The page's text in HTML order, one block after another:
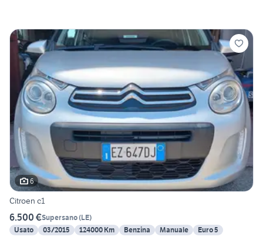
6
Citroen c1
6.500 €Supersano(LE)
Usato
03/2015 124000 Km Benzina Manuale Euro 5